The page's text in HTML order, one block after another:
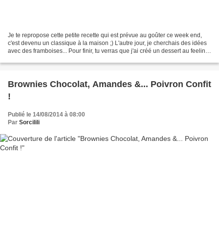
Je te repropose cette petite recette qui est prévue au goûter ce week end,
c'est devenu un classique à la maison ;) L'autre jour, je cherchais des idées
avec des framboises... Pour finir, tu verras que j'ai créé un dessert au feeling,
Brownies Chocolat, Amandes &... Poivron Confit
!
Publié le 14/08/2014 à 08:00
Par Sorcilili